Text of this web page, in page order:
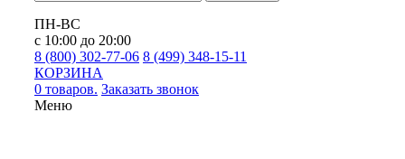
ПН-ВС
с 10:00 до 20:00
8 (800) 302-77-06 8 (499) 348-15-11
КОРЗИНА
0 товаров. Заказать звонок
Меню